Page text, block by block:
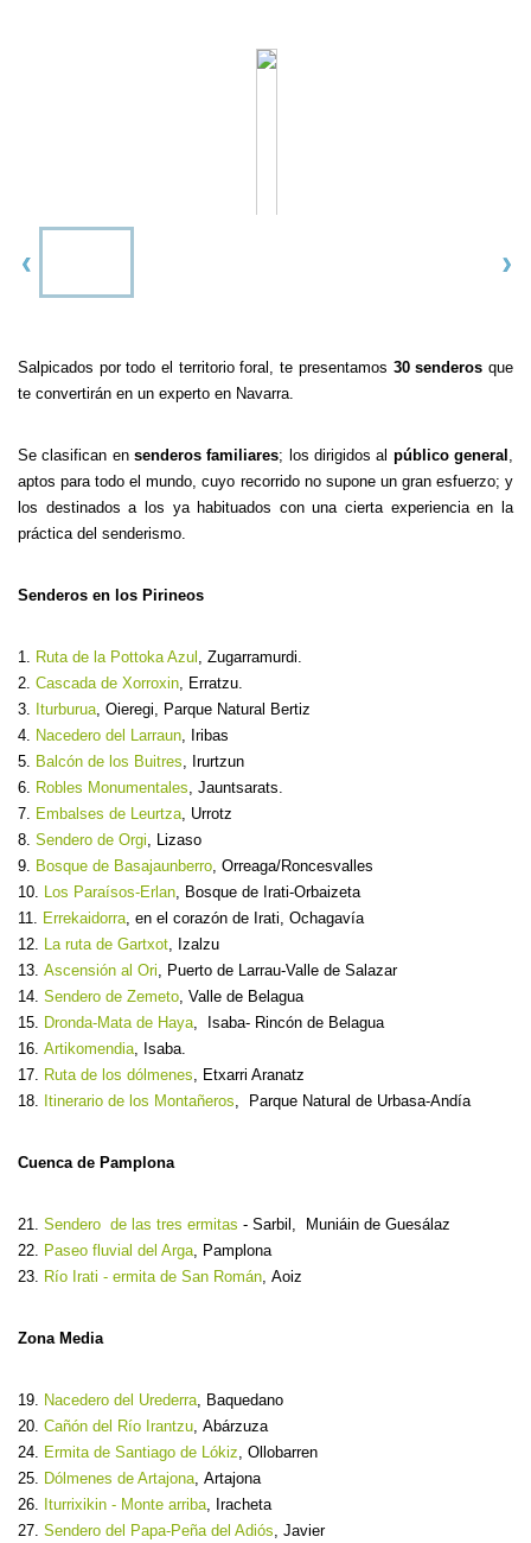
Salpicados por todo el territorio foral, te presentamos 30 senderos que
te convertirán en un experto en Navarra.
Se clasifican en senderos familiares; los dirigidos al público general ,
aptos para todo el mundo, cuyo recorrido no supone un gran esfuerzo; y
los destinados a los ya habituados con una cierta experiencia en la
práctica del senderismo.
Senderos en los Pirineos
1. Ruta de la Pottoka Azul , Zugarramurdi.
2. Cascada de Xorroxin, Erratzu.
3. Iturburua, Oieregi, Parque Natural Bertiz
4. Nacedero del Larraun, Iribas
5. Balcón de los Buitres, Irurtzun
6. Robles Monumentales, Jauntsarats.
7. Embalses de Leurtza, Urrotz
8. Sendero de Orgi, Lizaso
9. Bosque de Basajaunberro, Orreaga/Roncesvalles
10. Los Paraísos-Erlan, Bosque de Irati-Orbaizeta
11. Errekaidorra, en el corazón de Irati, Ochagavía
12. La ruta de Gartxot, Izalzu
13. Ascensión al Ori, Puerto de Larrau-Valle de Salazar
14. Sendero de Zemeto, Valle de Belagua
15. Dronda-Mata de Haya, Isaba- Rincón de Belagua
16. Artikomendia, Isaba.
17. Ruta de los dólmenes, Etxarri Aranatz
18. Itinerario de los Montañeros, Parque Natural de Urbasa-Andía
Cuenca de Pamplona
21. Sendero de las tres ermitas - Sarbil, Muniáin de Guesálaz
22. Paseo fluvial del Arga, Pamplona
23. Río Irati - ermita de San Román, Aoiz
Zona Media
19. Nacedero del Urederra, Baquedano
20. Cañón del Río Irantzu, Abárzuza
24. Ermita de Santiago de Lókiz, Ollobarren
25. Dólmenes de Artajona, Artajona
26. Iturrixikin - Monte arriba, Iracheta
27. Sendero del Papa-Peña del Adiós, Javier